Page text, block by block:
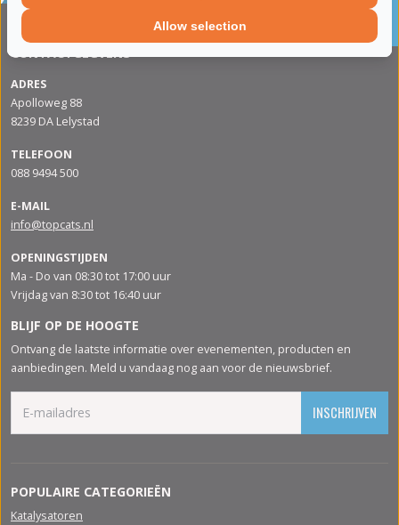
Sinds 2002 de specialist in katalysatoren en
CONTACTGEGVENS
ADRES
Apolloweg 88
8239 DA Lelystad
TELEFOON
088 9494 500
E-MAIL
info@topcats.nl
OPENINGSTIJDEN
Ma - Do van 08:30 tot 17:00 uur
Vrijdag van 8:30 tot 16:40 uur
BLIJF OP DE HOOGTE
Ontvang de laatste informatie over evenementen, producten en
aanbiedingen. Meld u vandaag nog aan voor de nieuwsbrief.
INSCHRIJVEN
POPULAIRE CATEGORIEËN
Katalysatoren
Allow selection